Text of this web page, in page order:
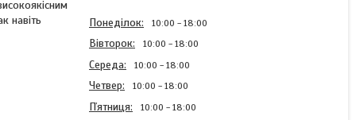
навіть
Понеділок 10:00 18:00
Вівторок 10:00 18:00
Середа 10:00 18:00
Четвер 10:00 18:00
Пʼятниця 10:00 18:00